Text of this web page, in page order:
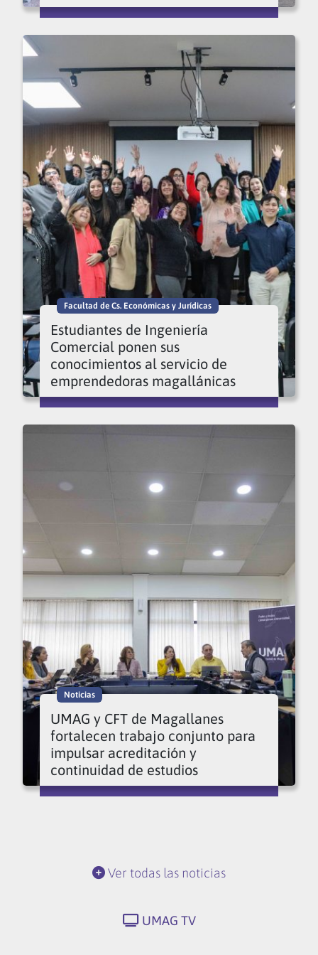
Facultad de Cs. Económicas y Jurídicas
Estudiantes de Ingeniería
Comercial ponen sus
conocimientos al servicio de
emprendedoras magallánicas
Noticias
UMAG y CFT de Magallanes
fortalecen trabajo conjunto para
impulsar acreditación y
continuidad de estudios
Ver todas las noticias
UMAG TV